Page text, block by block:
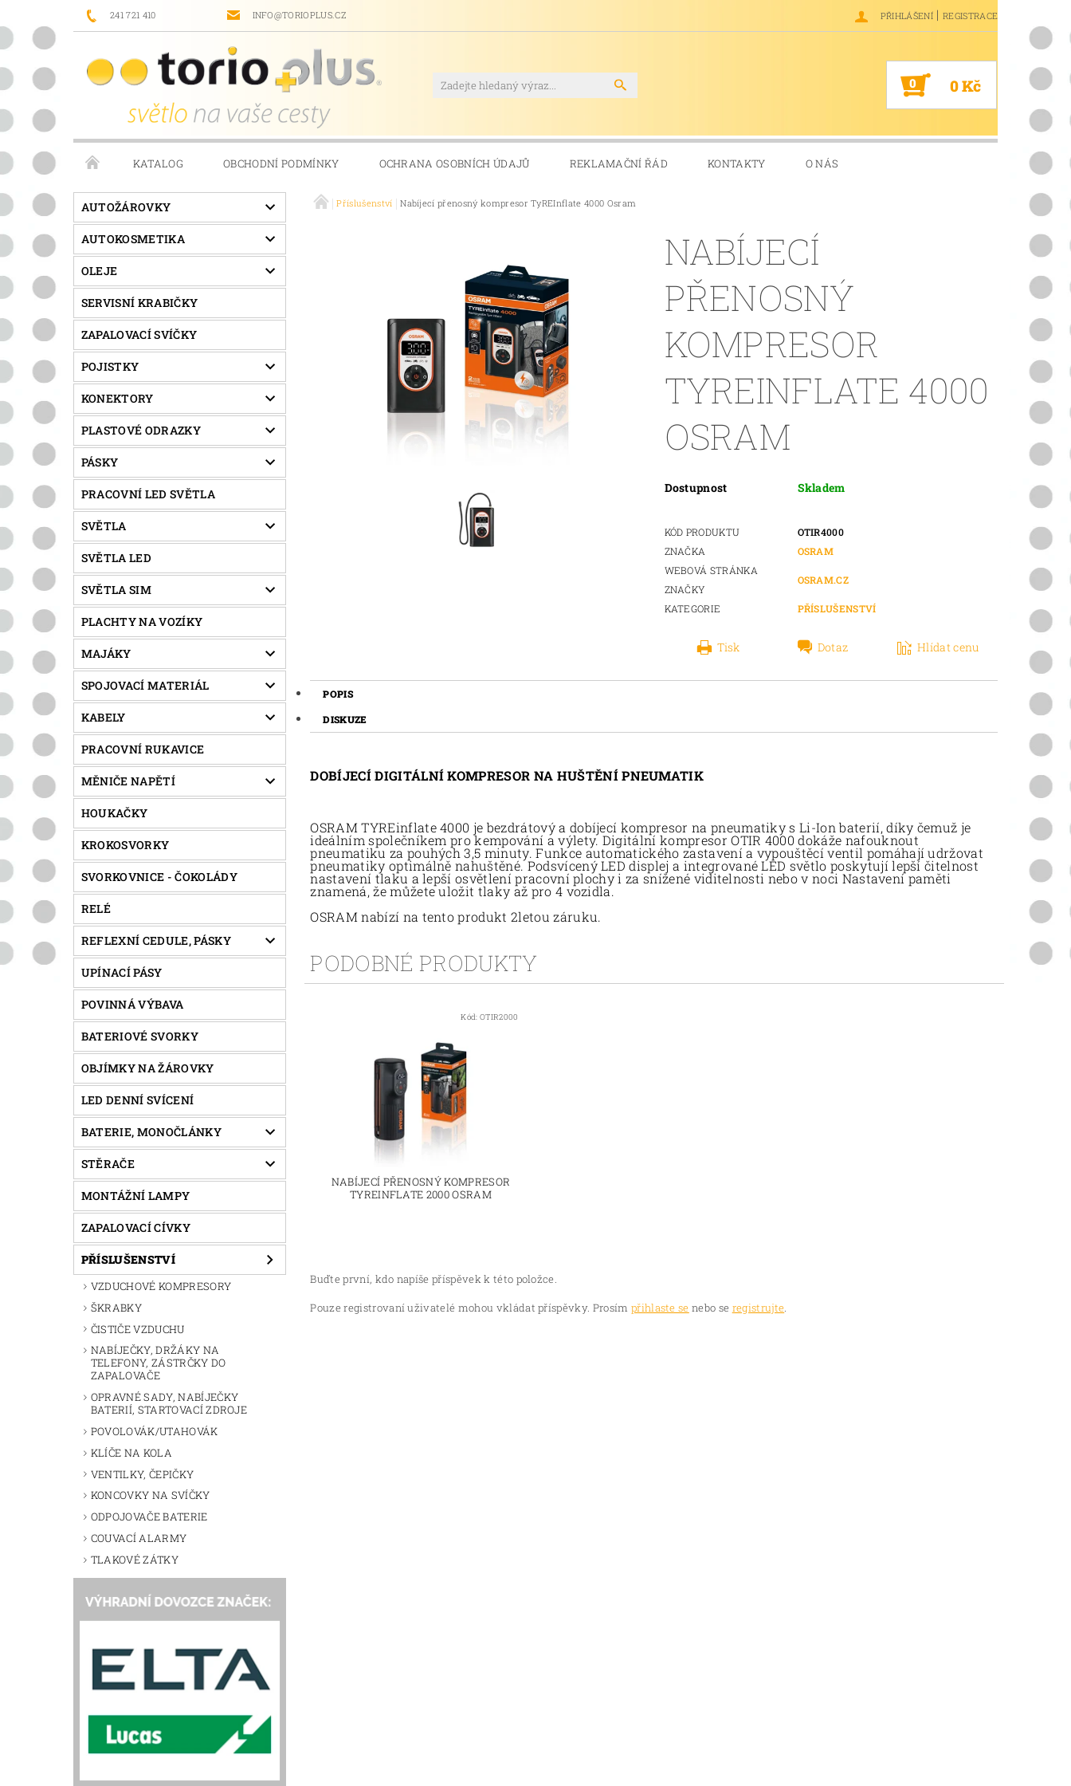
241 721 410 INFO@TORIOPLUS.CZ PŘIHLÁŠENÍ | REGISTRACE
0 0 Kč
KATALOG OBCHODNÍ PODMÍNKY OCHRANA OSOBNÍCH ÚDAJŮ REKLAMAČNÍ ŘÁD KONTAKTY O NÁS
PRODÁVANÉ ZNAČKY NAPIŠTE NÁM
AUTOŽÁROVKY
AUTOKOSMETIKA
OLEJE
SERVISNÍ KRABIČKY
ZAPALOVACÍ SVÍČKY
POJISTKY
KONEKTORY
PLASTOVÉ ODRAZKY
PÁSKY
PRACOVNÍ LED SVĚTLA
SVĚTLA
SVĚTLA LED
SVĚTLA SIM
PLACHTY NA VOZÍKY
MAJÁKY
SPOJOVACÍ MATERIÁL
KABELY
PRACOVNÍ RUKAVICE
MĚNIČE NAPĚTÍ
HOUKAČKY
KROKOSVORKY
SVORKOVNICE - ČOKOLÁDY
RELÉ
REFLEXNÍ CEDULE, PÁSKY
UPÍNACÍ PÁSY
POVINNÁ VÝBAVA
BATERIOVÉ SVORKY
OBJÍMKY NA ŽÁROVKY
LED DENNÍ SVÍCENÍ
BATERIE, MONOČLÁNKY
STĚRAČE
MONTÁŽNÍ LAMPY
ZAPALOVACÍ CÍVKY
PŘÍSLUŠENSTVÍ
VZDUCHOVÉ KOMPRESORY
ŠKRABKY
ČISTIČE VZDUCHU
NABÍJEČKY, DRŽÁKY NA
TELEFONY, ZÁSTRČKY DO
ZAPALOVAČE
OPRAVNÉ SADY, NABÍJEČKY
BATERIÍ, STARTOVACÍ ZDROJE
POVOLOVÁK/UTAHOVÁK
KLÍČE NA KOLA
VENTILKY, ČEPIČKY
KONCOVKY NA SVÍČKY
ODPOJOVAČE BATERIE
COUVACÍ ALARMY
TLAKOVÉ ZÁTKY
Příslušenství Nabíjecí přenosný kompresor TyREInflate 4000 Osram
NABÍJECÍ
PŘENOSNÝ
KOMPRESOR
TYREINFLATE 4000
OSRAM
Dostupnost Skladem
KÓD PRODUKTU
OTIR4000
ZNAČKA
OSRAM
WEBOVÁ STRÁNKA
ZNAČKY
OSRAM.CZ
KATEGORIE PŘÍSLUŠENSTVÍ
Tisk Dotaz Hlídat cenu
POPIS
DISKUZE
DOBÍJECÍ DIGITÁLNÍ KOMPRESOR NA HUŠTĚNÍ PNEUMATIK
OSRAM TYREinflate 4000 je bezdrátový a dobíjecí kompresor na pneumatiky s Li-Ion baterií, díky čemuž je
ideálním společníkem pro kempování a výlety. Digitální kompresor OTIR 4000 dokáže nafouknout
pneumatiku za pouhých 3,5 minuty. Funkce automatického zastavení a vypouštěcí ventil pomáhají udržovat
pneumatiky optimálně nahuštěné. Podsvícený LED displej a integrované LED světlo poskytují lepší čitelnost
nastavení tlaku a lepší osvětlení pracovní plochy i za snížené viditelnosti nebo v noci Nastavení paměti
znamená, že můžete uložit tlaky až pro 4 vozidla.
OSRAM nabízí na tento produkt 2letou záruku.
PODOBNÉ PRODUKTY
Kód: OTIR2000
NABÍJECÍ PŘENOSNÝ KOMPRESOR
TYREINFLATE 2000 OSRAM
Buďte první, kdo napíše příspěvek k této položce.
Pouze registrovaní uživatelé mohou vkládat příspěvky. Prosím přihlaste se nebo se registrujte.